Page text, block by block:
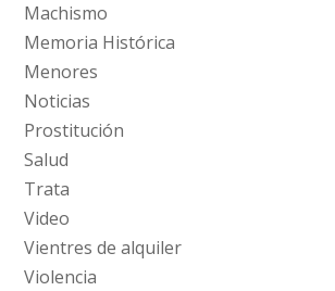
Machismo
Memoria Histórica
Menores
Noticias
Prostitución
Salud
Trata
Video
Vientres de alquiler
Violencia